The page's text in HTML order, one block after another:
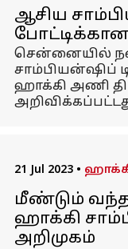
ஆசிய
சென்னையில்
சாம்பியன்ஷிப்
ஹாக்கி அணி
21 Jul 2023 •
மீண்டும்
ஹாக்கி
அறிமுகம்